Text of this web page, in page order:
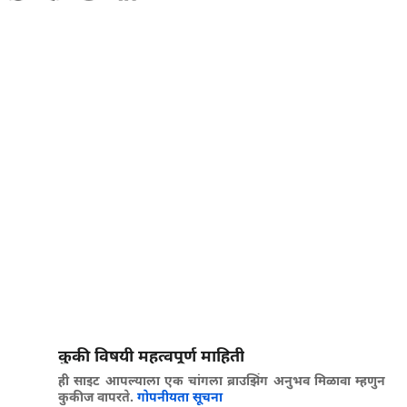
कुकी विषयी महत्वपूर्ण माहिती
ही साइट आपल्याला एक चांगला ब्राउझिंग अनुभव मिळावा म्हणुन
कुकीज वापरते. गोपनीयता सूचना